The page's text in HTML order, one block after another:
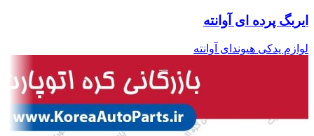
ایربگ پرده ای آوانته
لوازم یدکی هیوندای آوانته